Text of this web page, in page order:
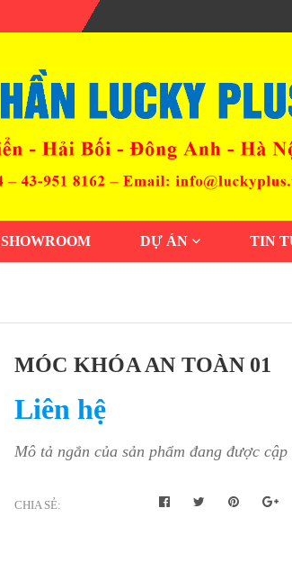
SHOWROOM DỰ ÁN TIN
MÓC KHÓA AN TOÀN 01
Liên hệ
Mô tả ngắn của sản phẩm đang được cập
CHIA SẺ: